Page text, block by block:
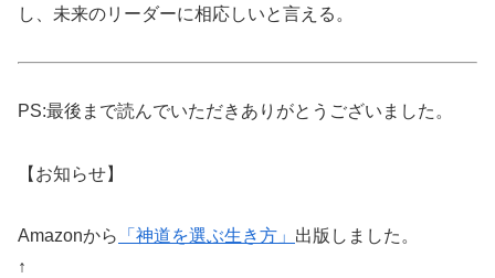
し、未来のリーダーに相応しいと言える。
PS:最後まで読んでいただきありがとうございました。
【お知らせ】
Amazonから 「神道を選ぶ生き方」 出版しました。
↑